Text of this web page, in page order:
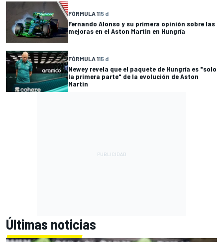
FÓRMULA 115 d
Fernando Alonso y su primera opinión sobre las
mejoras en el Aston Martin en Hungría
FÓRMULA 115 d
Newey revela que el paquete de Hungría es "solo
la primera parte" de la evolución de Aston
Martin
Últimas noticias